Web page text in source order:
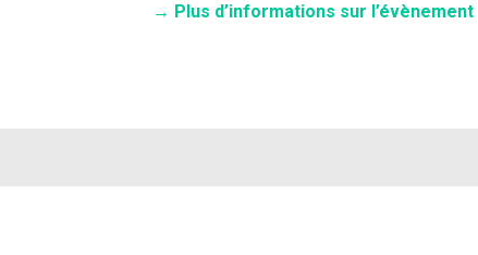
→ Plus d’informations sur l’évènement